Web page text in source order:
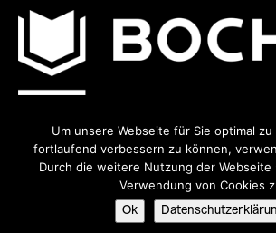
Um unsere Webseite für Sie optimal
fortlaufend verbessern zu können,
Durch die weitere Nutzung der Webseite
Verwendung von Cookies
Ok